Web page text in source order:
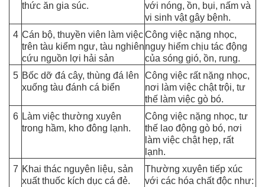
thức ăn gia súc.
với nóng, ồn, bụi, nấm và
vi sinh vật gây bệnh.
4 Cán bộ, thuyền viên làm việc
trên tàu kiểm ngư, tàu nghiên
cứu nguồn lợi hải sản
Công việc nặng nhọc,
nguy hiểm chịu tác động
của sóng gió, ồn, rung.
5 Bốc dỡ đá cây, thùng đá lên
xuống tàu đánh cá biển
Công việc rất nặng nhọc,
nơi làm việc chật trội, tư
thế làm việc gò bó.
6 Làm việc thường xuyên
trong hầm, kho đông lạnh.
Công việc nặng nhọc, tư
thế lao động gò bó, nơi
làm việc chật hẹp, rất
lạnh.
7 Khai thác nguyên liệu, sản
xuất thuốc kích dục cá đẻ.
Thường xuyên tiếp xúc
với các hóa chất độc như: